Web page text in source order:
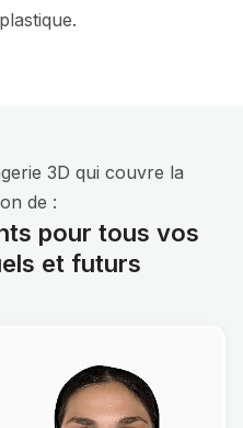
3D qui couvre la
de :
pour tous vos
et futurs